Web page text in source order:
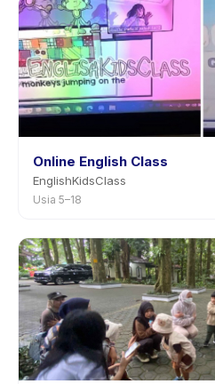
Online English Class
EnglishKidsClass
Usia 5–18